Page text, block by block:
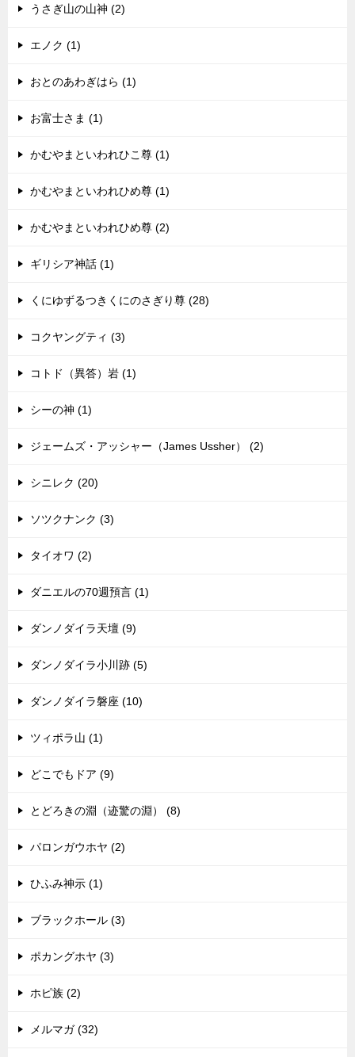
うさぎ山の山神 (2)
エノク (1)
おとのあわぎはら (1)
お富士さま (1)
かむやまといわれひこ尊 (1)
かむやまといわれひめ尊 (1)
かむやまといわれひめ尊 (2)
ギリシア神話 (1)
くにゆずるつきくにのさぎり尊 (28)
コクヤングティ (3)
コトド（異答）岩 (1)
シーの神 (1)
ジェームズ・アッシャー（James Ussher） (2)
シニレク (20)
ソツクナンク (3)
タイオワ (2)
ダニエルの70週預言 (1)
ダンノダイラ天壇 (9)
ダンノダイラ小川跡 (5)
ダンノダイラ磐座 (10)
ツィポラ山 (1)
どこでもドア (9)
とどろきの淵（迹驚の淵） (8)
パロンガウホヤ (2)
ひふみ神示 (1)
ブラックホール (3)
ポカングホヤ (3)
ホピ族 (2)
メルマガ (32)